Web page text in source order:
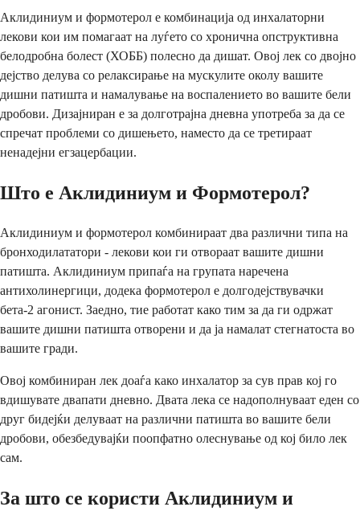
Аклидиниум и формотерол е комбинација од инхалаторни
лекови кои им помагаат на луѓето со хронична опструктивна
белодробна болест (ХОББ) полесно да дишат. Овој лек со двојно
дејство делува со релаксирање на мускулите околу вашите
дишни патишта и намалување на воспалението во вашите бели
дробови. Дизајниран е за долготрајна дневна употреба за да се
спречат проблеми со дишењето, наместо да се третираат
ненадејни егзацербации.
Што е Аклидиниум и Формотерол?
Аклидиниум и формотерол комбинираат два различни типа на
бронходилататори - лекови кои ги отвораат вашите дишни
патишта. Аклидиниум припаѓа на групата наречена
антихолинергици, додека формотерол е долгодејствувачки
бета-2 агонист. Заедно, тие работат како тим за да ги одржат
вашите дишни патишта отворени и да ја намалат стегнатоста во
вашите гради.
Овој комбиниран лек доаѓа како инхалатор за сув прав кој го
вдишувате двапати дневно. Двата лека се надополнуваат еден со
друг бидејќи делуваат на различни патишта во вашите бели
дробови, обезбедувајќи поопфатно олеснување од кој било лек
сам.
За што се користи Аклидиниум и